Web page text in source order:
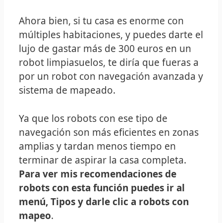
Ahora bien, si tu casa es enorme con
múltiples habitaciones, y puedes darte el
lujo de gastar más de 300 euros en un
robot limpiasuelos, te diría que fueras a
por un robot con navegación avanzada y
sistema de mapeado.
Ya que los robots con ese tipo de
navegación son más eficientes en zonas
amplias y tardan menos tiempo en
terminar de aspirar la casa completa.
Para ver mis recomendaciones de
robots con esta función puedes ir al
menú, Tipos y darle clic a robots con
mapeo.